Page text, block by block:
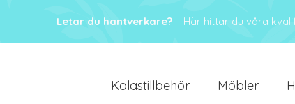
Letar du hantverkare? Här hittar du våra
Kalastillbehör Möbler